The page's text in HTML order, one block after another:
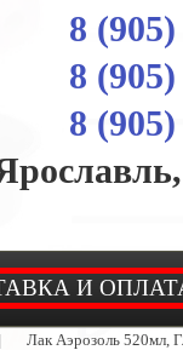
8
8
8
И
| Лак Аэрозоль 520мл,